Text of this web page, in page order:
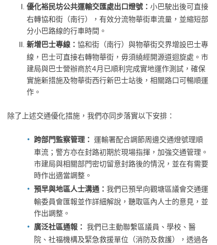
優化裕民坊公共運輸交匯處出口燈號： 小巴駛出後可直接
右轉協和街（南行），有效分流物華街車流量，並縮短部
分小巴路線的行車時間。
新增巴士專線： 協和街（南行）與物華街交界增設巴士專
線，巴士可直接右轉物華街，毋須繞經開源道迴旋處。市
建局與巴士營辦商於4月已順利完成實地運作測試，確保
實施新措施及物華街西行新巴士站後，相關路口可暢順運
作。
除了上述交通優化措施，我們亦同步落實以下安排：
跨部門監察管理： 運輸署配合調節周邊交通燈號理順
車流；警方亦在封路初期於現場指揮，加強交通管理。
市建局與相關部門密切留意封路後的情況，並在有需要
時作出適當調整。
預早與地區人士溝通： 我們已預早向觀塘區議會交通運
輸委員會匯報並作詳細解說，聽取區內人士的意見，並
作出調整。
廣泛社區通報： 我們已主動聯繫區議員、學校、醫
院、社福機構及緊急救援單位（消防及救護），透過各